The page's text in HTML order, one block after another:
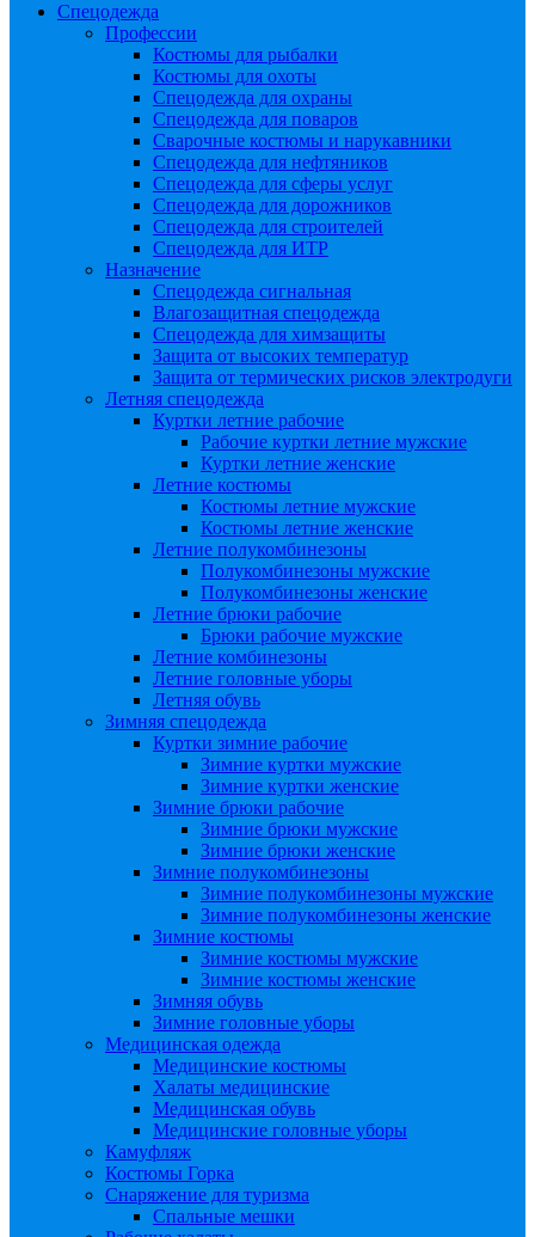
Спецодежда
Профессии
Костюмы для рыбалки
Костюмы для охоты
Спецодежда для охраны
Спецодежда для поваров
Сварочные костюмы и нарукавники
Спецодежда для нефтяников
Спецодежда для сферы услуг
Спецодежда для дорожников
Спецодежда для строителей
Спецодежда для ИТР
Назначение
Спецодежда сигнальная
Влагозащитная спецодежда
Спецодежда для химзащиты
Защита от высоких температур
Защита от термических рисков электродуги
Летняя спецодежда
Куртки летние рабочие
Рабочие куртки летние мужские
Куртки летние женские
Летние костюмы
Костюмы летние мужские
Костюмы летние женские
Летние полукомбинезоны
Полукомбинезоны мужские
Полукомбинезоны женские
Летние брюки рабочие
Брюки рабочие мужские
Летние комбинезоны
Летние головные уборы
Летняя обувь
Зимняя спецодежда
Куртки зимние рабочие
Зимние куртки мужские
Зимние куртки женские
Зимние брюки рабочие
Зимние брюки мужские
Зимние брюки женские
Зимние полукомбинезоны
Зимние полукомбинезоны мужские
Зимние полукомбинезоны женские
Зимние костюмы
Зимние костюмы мужские
Зимние костюмы женские
Зимняя обувь
Зимние головные уборы
Медицинская одежда
Медицинские костюмы
Халаты медицинские
Медицинская обувь
Медицинские головные уборы
Камуфляж
Костюмы Горка
Снаряжение для туризма
Спальные мешки